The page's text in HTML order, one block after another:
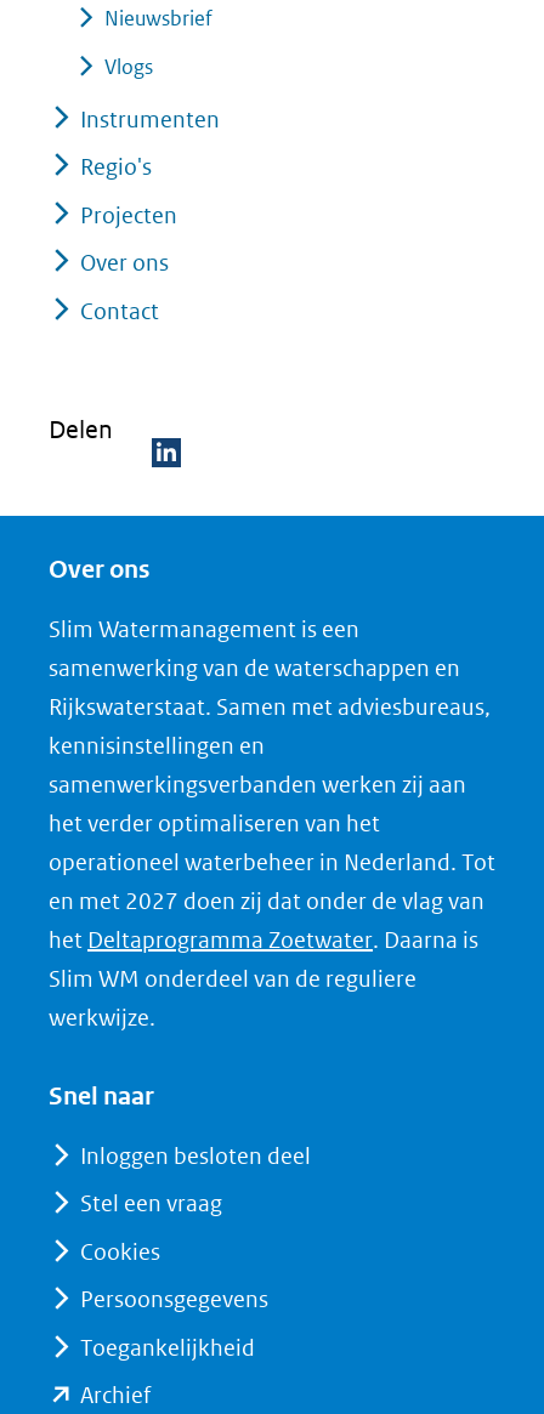
Nieuwsbrief
Vlogs
Instrumenten
Regio's
Projecten
Over ons
Contact
Delen
n
o
p
L
i
n
k
e
d
I
venster)
een
andere
website)
Over ons
Slim Watermanagement is een
samenwerking van de waterschappen en
Rijkswaterstaat. Samen met adviesbureaus,
kennisinstellingen en
samenwerkingsverbanden werken zij aan
het verder optimaliseren van het
operationeel waterbeheer in Nederland. Tot
en met 2027 doen zij dat onder de vlag van
het Deltaprogramma Zoetwater(opent
in
. Daarna is
Slim WM onderdeel van de reguliere
werkwijze.
Snel naar
Inloggen besloten deel
Stel een vraag
Cookies
Persoonsgegevens
Toegankelijkheid
Archief(opent